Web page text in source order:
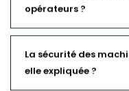
opérateurs ?
La sécurité des
elle expliquée ?